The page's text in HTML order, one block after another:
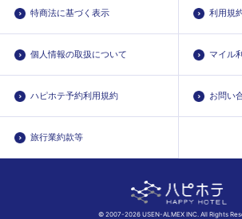
特商法に基づく表示 利用規
個人情報の取扱について マイル
ハピホテ予約利用規約 お問い
旅行業約款等
© 2007-2026 USEN-ALMEX INC. All Rights